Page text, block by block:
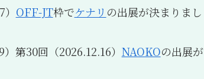
OFF-JT枠でケナリ の出展が決まりまし
第30回（2026.12.16） NAOKOの出展が